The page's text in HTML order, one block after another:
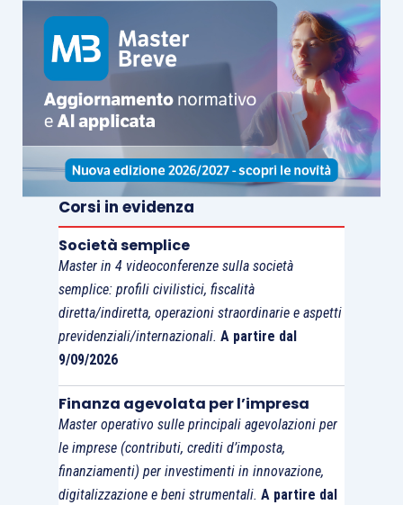
Corsi in evidenza
Società semplice
Master in 4 videoconferenze sulla società
semplice: profili civilistici, fiscalità
diretta/indiretta, operazioni straordinarie e aspetti
previdenziali/internazionali. A partire dal
9/09/2026
Finanza agevolata per l’impresa
Master operativo sulle principali agevolazioni per
le imprese (contributi, crediti d’imposta,
finanziamenti) per investimenti in innovazione,
digitalizzazione e beni strumentali. A partire dal